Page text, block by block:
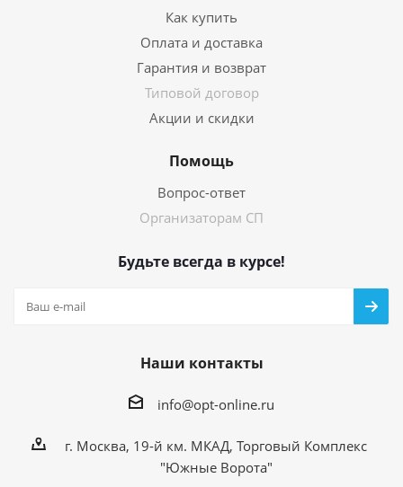
Как купить
Оплата и доставка
Гарантия и возврат
Типовой договор
Акции и скидки
Помощь
Вопрос-ответ
Организаторам СП
Будьте всегда в курсе!
Наши контакты
info@opt-online.ru
г. Москва, 19-й км. МКАД, Торговый Комплекс
"Южные Ворота"